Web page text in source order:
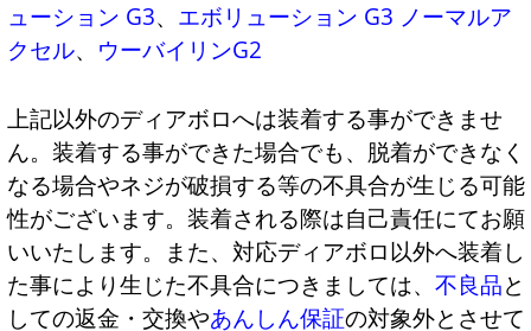
ューション G3、 エボリューション G3 ノーマルア
クセル、 ウーバイリンG2
上記以外のディアボロへは装着する事ができませ
ん。装着する事ができた場合でも、脱着ができなく
なる場合やネジが破損する等の不具合が生じる可能
性がございます。装着される際は自己責任にてお願
いいたします。また、対応ディアボロ以外へ装着し
た事により生じた不具合につきましては、 不良品と
しての返金・交換やあんしん保証の対象外とさせて